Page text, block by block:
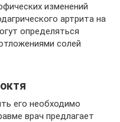
изменений
артрита на
определяться
солей
его необходимо
врач предлагает